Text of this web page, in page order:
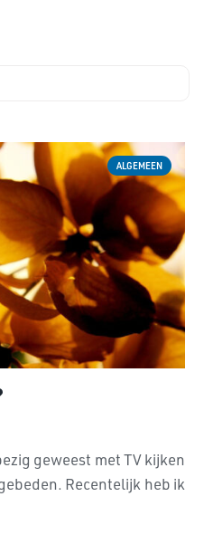
ALGEMEEN
geweest met TV kijken
Recentelijk heb ik